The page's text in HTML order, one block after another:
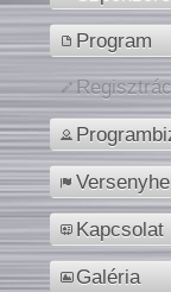
Program
Kapcsolat
Galéria